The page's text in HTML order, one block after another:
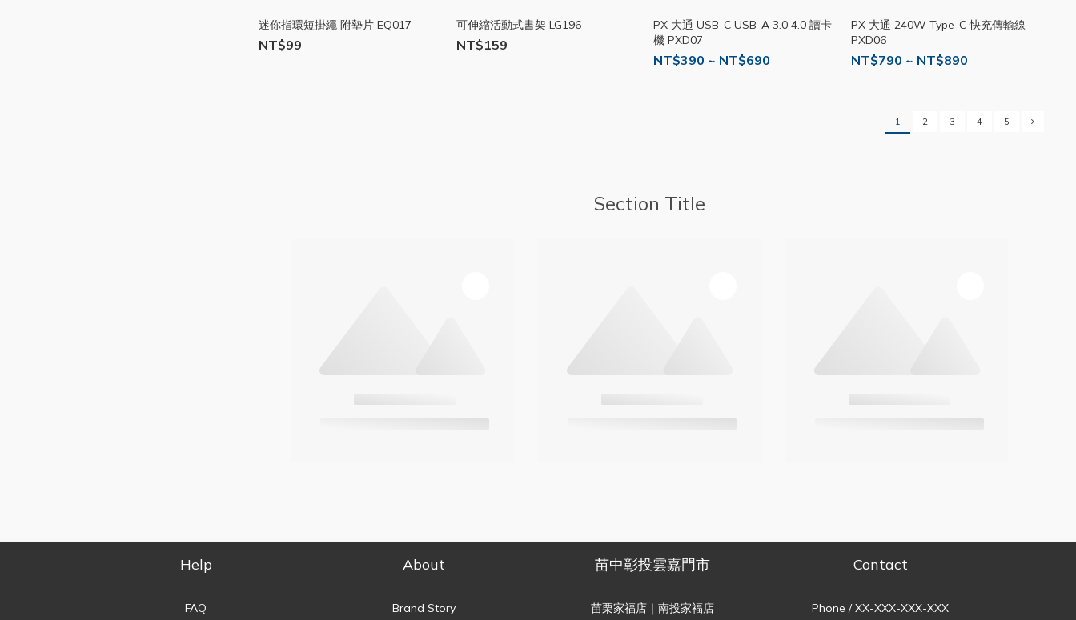
迷你指環短掛繩 附墊片 EQ017
NT$99
可伸縮活動式書架 LG196
NT$159
PX 大通 USB-C USB-A 3.0 4.0 讀卡
機 PXD07
NT$390 ~ NT$690
PX 大通 240W Type-C 快充傳輸線
PXD06
NT$790 ~ NT$890
1 2 3 4 5
Section Title
Help
FAQ
About
Brand Story
苗中彰投雲嘉門市
苗栗家福店｜南投家福店
Contact
Phone / XX-XXX-XXX-XXX